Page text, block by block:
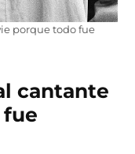
porque todo fue
cantante
fue